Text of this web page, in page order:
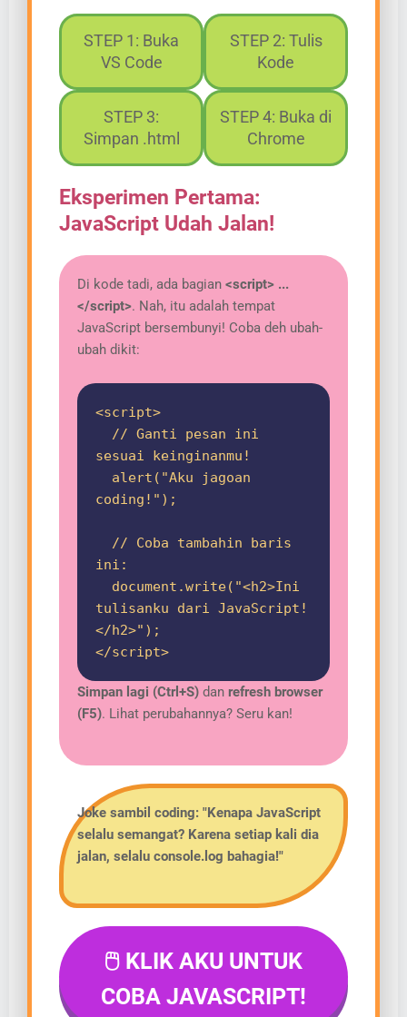
STEP 1: Buka
VS Code
STEP 2: Tulis
Kode
STEP 3:
Simpan .html
STEP 4: Buka di
Chrome
Eksperimen Pertama:
JavaScript Udah Jalan!
Di kode tadi, ada bagian <script> ...
</script>. Nah, itu adalah tempat
JavaScript bersembunyi! Coba deh ubah-
ubah dikit:
<script>
// Ganti pesan ini
sesuai keinginanmu!
alert("Aku jagoan
coding!");
// Coba tambahin baris
ini:
document.write("<h2>Ini
tulisanku dari JavaScript!
</h2>");
</script>
Simpan lagi (Ctrl+S) dan refresh browser
(F5). Lihat perubahannya? Seru kan!
Joke sambil coding: "Kenapa JavaScript
selalu semangat? Karena setiap kali dia
jalan, selalu console.log bahagia!"
🖱️ KLIK AKU UNTUK
COBA JAVASCRIPT!